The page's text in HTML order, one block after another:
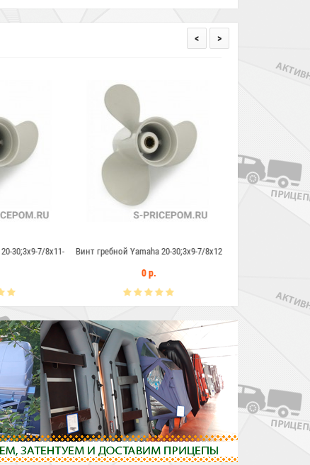
20-30;3x9-7/8x12 Винт гребной Yamaha 20-30;3x9-7/8x13
< >